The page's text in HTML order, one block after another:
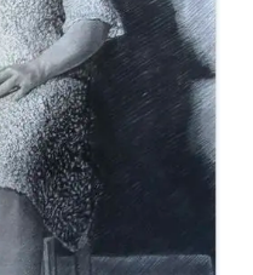
OEUVRES